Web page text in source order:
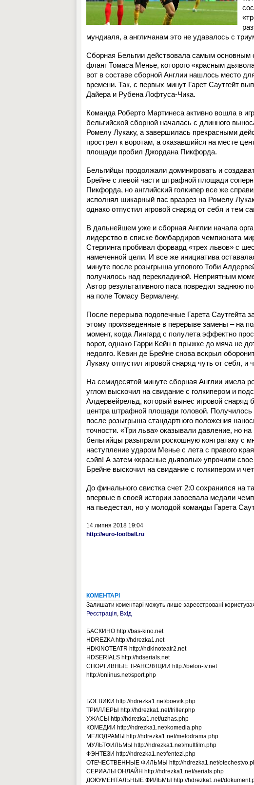
мундиаля, а англичанам это не удавалось с
Сборная Бельгии действовала самым основным
фланг Томаса Менье, которого «красным
вот в составе сборной Англии нашлось место
времени. Так, с первых минут Гарет Саутгейт
Дайера и Рубена Лофтуса-Чика.
Команда Роберто Мартинеса активно вошла в
бельгийской сборной началась с длинного
Ромелу Лукаку, а завершилась прекрасными
прострел к воротам, а оказавшийся на месте
площади пробил Джордана Пикфорда.
Бельгийцы продолжали доминировать и
Брeйне с левой части штрафной площади
Пикфорда, но английский голкипер всe же
исполнял шикарный пас вразрез на Ромелу
однако отпустил игровой снаряд от себя и тем
В дальнейшем уже и сборная Англии начала
лидерство в списке бомбардиров чемпионата
Стерлинга пробивал форвард «трeх львов» с
намеченной цели. И всe же инициатива
минуте после розыгрыша углового Тоби
получилось над перекладиной. Неприятным
Автор результативного паса повредил заднюю
на поле Томасу Вермалену.
После перерыва подопечные Гарета Саутгейта
этому произведeнные в перерыве замены – на
момент, когда Лингард с полулeта эффектно
ворот, однако Гарри Кейн в прыжке до мяча не
недолго. Кевин де Брeйне снова вскрыл
Лукаку отпустил игровой снаряд чуть от себя,
На семидесятой минуте сборная Англии имела
углом выскочил на свидание с голкипером и
Алдервейрельд, который вынес игровой снаряд
центра штрафной площади головой. Получилось
после розыгрыша стандартного положения
точности. «Три льва» оказывали давление, но
бельгийцы разыграли роскошную контратаку с
наступление ударом Менье с лeта с правого
сэйв! А затем «красные дьяволы» упрочили
Брeйне выскочил на свидание с голкипером и
До финального свистка счeт 2:0 сохранился на
впервые в своей истории завоевала медали
на пьедестал, но у молодой команды Гарета
14 липня 2018 19:04
http://euro-football.ru
КОМЕНТАРІ
Залишати коментарі можуть лише зареєстровані
Реєстрація, Вхід
БАСКИНО http://bas-kino.net
HDREZKA http://hdrezka1.net
HDKINOTEATR http://hdkinoteatr2.net
HDSERIALS http://hdserials.net
СПОРТИВНЫЕ ТРАНСЛЯЦИИ http://beton-tv.net
http://onlinus.net/sport.php
БОЕВИКИ http://hdrezka1.net/boevik.php
ТРИЛЛЕРЫ http://hdrezka1.net/triller.php
УЖАСЫ http://hdrezka1.net/uzhas.php
КОМЕДИИ http://hdrezka1.net/komedia.php
МЕЛОДРАМЫ http://hdrezka1.net/melodrama.php
МУЛЬТФИЛЬМЫ http://hdrezka1.net/multfilm.php
ФЭНТЕЗИ http://hdrezka1.net/fentezi.php
ОТЕЧЕСТВЕННЫЕ ФИЛЬМЫ http://hdrezka1.net/
СЕРИАЛЫ ОНЛАЙН http://hdrezka1.net/serials.php
ДОКУМЕНТАЛЬНЫЕ ФИЛЬМЫ http://hdrezka1.net/